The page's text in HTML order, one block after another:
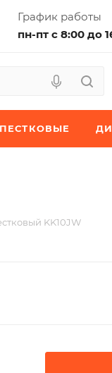
График работы
пн-пт с 8:00 до
KK10JW